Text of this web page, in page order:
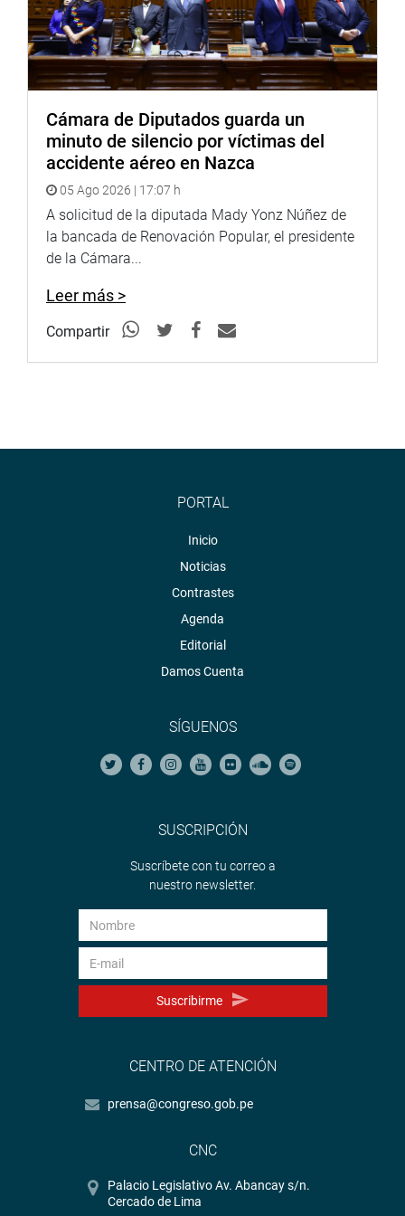
Cámara de Diputados guarda un
minuto de silencio por víctimas del
accidente aéreo en Nazca
05 Ago 2026 | 17:07 h
A solicitud de la diputada Mady Yonz Núñez de
la bancada de Renovación Popular, el presidente
de la Cámara...
Leer más >
Compartir
PORTAL
Inicio
Noticias
Contrastes
Agenda
Editorial
Damos Cuenta
SÍGUENOS
SUSCRIPCIÓN
Suscríbete con tu correo a
nuestro newsletter.
Suscribirme
CENTRO DE ATENCIÓN
prensa@congreso.gob.pe
CNC
Palacio Legislativo Av. Abancay s/n.
Cercado de Lima